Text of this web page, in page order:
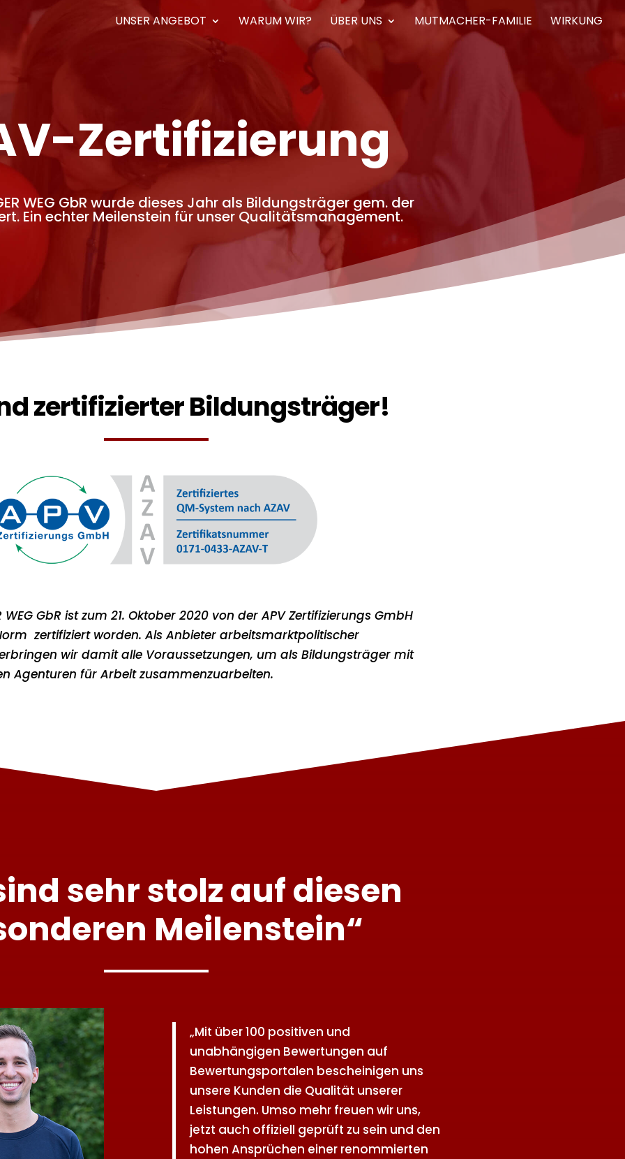
UNSER ANGEBOT WARUM WIR? ÜBER UNS MUTMACHER-FAMILIE WIRKUNG
Zertifizierung
WEG GbR wurde dieses Jahr als Bildungsträger gem. der
Ein echter Meilenstein für unser Qualitätsmanagement.
zertifizierter Bildungsträger!
WEG GbR ist zum 21. Oktober 2020 von der APV Zertifizierungs GmbH
zertifiziert worden.Als Anbieter arbeitsmarktpolitischer
wir damit alle Voraussetzungen, um als Bildungsträger mit
Agenturen für Arbeit zusammenzuarbeiten.
sehr stolz auf diesen
Meilenstein“
„Mit über 100 positiven und
unabhängigen Bewertungen auf
Bewertungsportalen bescheinigen uns
unsere Kunden die Qualität unserer
Leistungen. Umso mehr freuen wir uns,
jetzt auch offiziell geprüft zu sein und den
hohen Ansprüchen einer renommierten